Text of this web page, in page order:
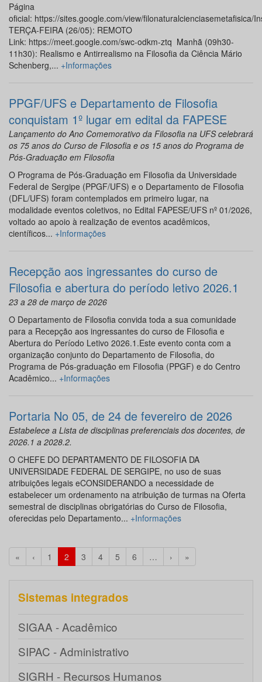
Página
oficial: https://sites.google.com/view/filonaturalcienciasemetafisica/
TERÇA-FEIRA (26/05): REMOTO
Link: https://meet.google.com/swc-odkm-ztq Manhã (09h30-
11h30): Realismo e Antirrealismo na Filosofia da Ciência Mário
Schenberg,... +Informações
PPGF/UFS e Departamento de Filosofia
conquistam 1º lugar em edital da FAPESE
Lançamento do Ano Comemorativo da Filosofia na UFS celebrará
os 75 anos do Curso de Filosofia e os 15 anos do Programa de
Pós-Graduação em Filosofia
O Programa de Pós-Graduação em Filosofia da Universidade
Federal de Sergipe (PPGF/UFS) e o Departamento de Filosofia
(DFL/UFS) foram contemplados em primeiro lugar, na
modalidade eventos coletivos, no Edital FAPESE/UFS nº 01/2026,
voltado ao apoio à realização de eventos acadêmicos,
científicos... +Informações
Recepção aos ingressantes do curso de
Filosofia e abertura do período letivo 2026.1
23 a 28 de março de 2026
O Departamento de Filosofia convida toda a sua comunidade
para a Recepção aos ingressantes do curso de Filosofia e
Abertura do Período Letivo 2026.1.Este evento conta com a
organização conjunto do Departamento de Filosofia, do
Programa de Pós-graduação em Filosofia (PPGF) e do Centro
Acadêmico... +Informações
Portaria No 05, de 24 de fevereiro de 2026
Estabelece a Lista de disciplinas preferenciais dos docentes, de
2026.1 a 2028.2.
O CHEFE DO DEPARTAMENTO DE FILOSOFIA DA
UNIVERSIDADE FEDERAL DE SERGIPE, no uso de suas
atribuições legais eCONSIDERANDO a necessidade de
estabelecer um ordenamento na atribuição de turmas na Oferta
semestral de disciplinas obrigatórias do Curso de Filosofia,
oferecidas pelo Departamento... +Informações
« ‹ 1 2 3 4 5 6 … › »
Sistemas integrados
SIGAA - Acadêmico
SIPAC - Administrativo
SIGRH - Recursos Humanos